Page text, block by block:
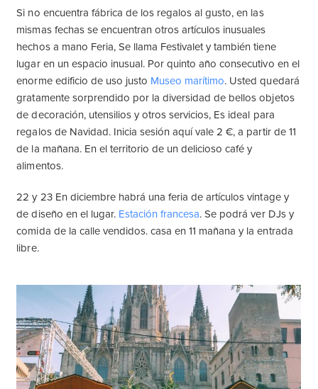
Si no encuentra fábrica de los regalos al gusto, en las
mismas fechas se encuentran otros artículos inusuales
hechos a mano Feria, Se llama Festivalet y también tiene
lugar en un espacio inusual. Por quinto año consecutivo en el
enorme edificio de uso justo Museo marítimo. Usted quedará
gratamente sorprendido por la diversidad de bellos objetos
de decoración, utensilios y otros servicios, Es ideal para
regalos de Navidad. Inicia sesión aquí vale 2 €, a partir de 11
de la mañana. En el territorio de un delicioso café y
alimentos.
22 y 23 En diciembre habrá una feria de artículos vintage y
de diseño en el lugar. Estación francesa. Se podrá ver DJs y
comida de la calle vendidos. casa en 11 mañana y la entrada
libre.